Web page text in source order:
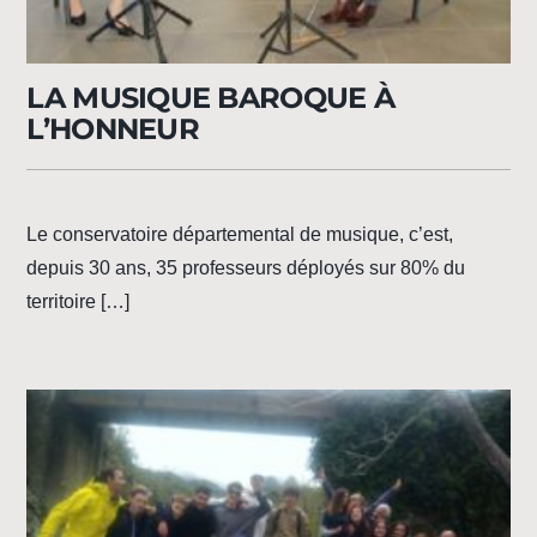
LA MUSIQUE BAROQUE À
L’HONNEUR
Le conservatoire départemental de musique, c’est,
depuis 30 ans, 35 professeurs déployés sur 80% du
territoire […]